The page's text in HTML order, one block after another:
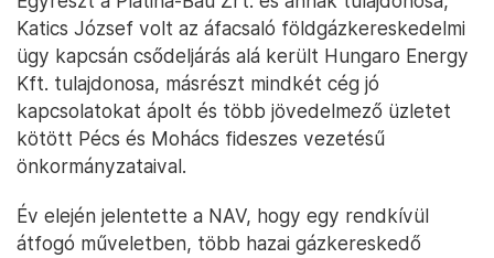
Katics József volt az áfacsaló földgázkereskedelmi
ügy kapcsán csődeljárás alá került Hungaro Energy
Kft. tulajdonosa, másrészt mindkét cég jó
kapcsolatokat ápolt és több jövedelmező üzletet
kötött Pécs és Mohács fideszes vezetésű
önkormányzataival.
Év elején jelentette a NAV, hogy egy rendkívül
átfogó műveletben, több hazai gázkereskedő